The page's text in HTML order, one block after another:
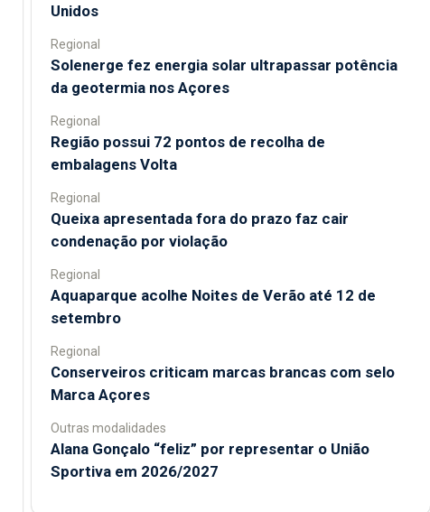
Unidos
Regional
Solenerge fez energia solar ultrapassar potência
da geotermia nos Açores
Regional
Região possui 72 pontos de recolha de
embalagens Volta
Regional
Queixa apresentada fora do prazo faz cair
condenação por violação
Regional
Aquaparque acolhe Noites de Verão até 12 de
setembro
Regional
Conserveiros criticam marcas brancas com selo
Marca Açores
Outras modalidades
Alana Gonçalo “feliz” por representar o União
Sportiva em 2026/2027